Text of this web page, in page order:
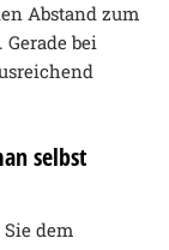
Abstand zum
bei
selbst
dem